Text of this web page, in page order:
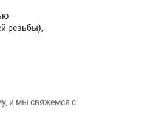
резьбы),
и мы свяжемся с